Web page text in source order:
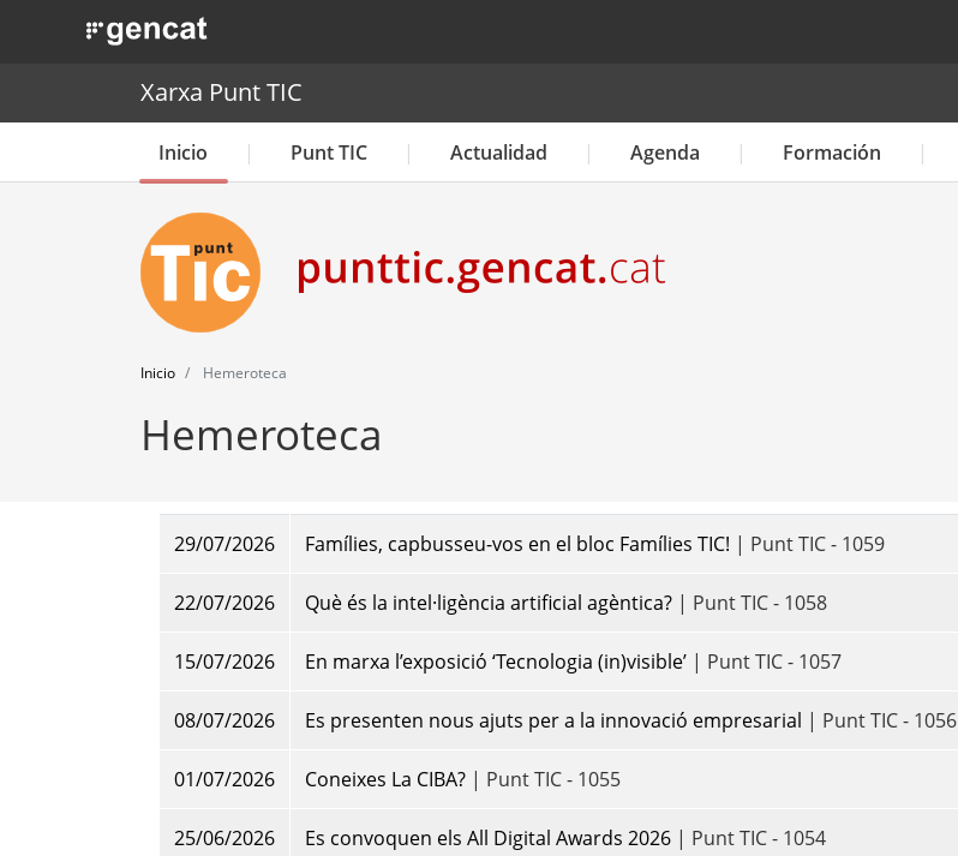
. Obre en una nova finestra.
Xarxa Punt TIC
Inicio Punt TIC Actualidad Agenda Formación
Inicio Hemeroteca
Hemeroteca
29/07/2026 Famílies, capbusseu-vos en el bloc Famílies TIC! | Punt TIC - 1059
22/07/2026 Què és la intel·ligència artificial agèntica? | Punt TIC - 1058
15/07/2026 En marxa l’exposició ‘Tecnologia (in)visible’ | Punt TIC - 1057
08/07/2026 Es presenten nous ajuts per a la innovació empresarial | Punt TIC - 1056
01/07/2026 Coneixes La CIBA? | Punt TIC - 1055
25/06/2026 Es convoquen els All Digital Awards 2026 | Punt TIC - 1054